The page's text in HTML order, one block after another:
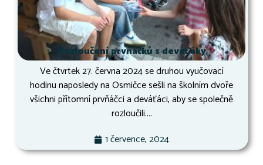
Rozloučení prvňáčků s deváťáky
Ve čtvrtek 27. června 2024 se druhou vyučovací
hodinu naposledy na Osmičce sešli na školním dvoře
všichni přítomní prvňáčci a deváťáci, aby se společně
rozloučili....
1 července, 2024